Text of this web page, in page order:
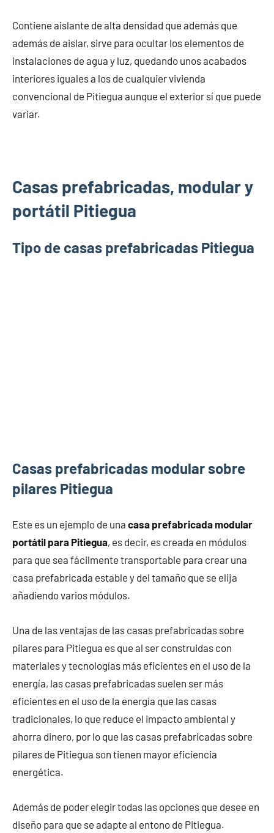
Contiene aislante de alta densidad que además que
además de aislar, sirve para ocultar los elementos de
instalaciones de agua y luz, quedando unos acabados
interiores iguales a los de cualquier vivienda
convencional de Pitiegua aunque el exterior sí que puede
variar.
Casas prefabricadas, modular y
portátil Pitiegua
Tipo de casas prefabricadas Pitiegua
Casas prefabricadas modular sobre
pilares Pitiegua
Este es un ejemplo de una casa prefabricada modular
portátil para Pitiegua, es decir, es creada en módulos
para que sea fácilmente transportable para crear una
casa prefabricada estable y del tamaño que se elija
añadiendo varios módulos.
Una de las ventajas de las casas prefabricadas sobre
pilares para Pitiegua es que al ser construidas con
materiales y tecnologías más eficientes en el uso de la
energía, las casas prefabricadas suelen ser más
eficientes en el uso de la energía que las casas
tradicionales, lo que reduce el impacto ambiental y
ahorra dinero, por lo que las casas prefabricadas sobre
pilares de Pitiegua son tienen mayor eficiencia
energética.
Además de poder elegir todas las opciones que desee en
diseño para que se adapte al entono de Pitiegua.